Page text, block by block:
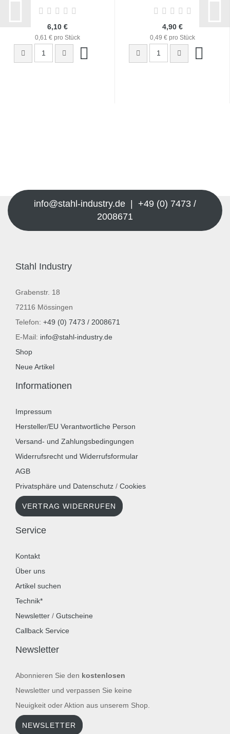
6,10 €
0,61 € pro Stück
4,90 €
0,49 € pro Stück
info@stahl-industry.de | +49 (0) 7473 /
2008671
Stahl Industry
Grabenstr. 18
72116 Mössingen
Telefon: +49 (0) 7473 / 2008671
E-Mail: info@stahl-industry.de
Shop
Neue Artikel
Informationen
Impressum
Hersteller/EU Verantwortliche Person
Versand- und Zahlungsbedingungen
Widerrufsrecht und Widerrufsformular
AGB
Privatsphäre und Datenschutz / Cookies
VERTRAG WIDERRUFEN
Service
Kontakt
Über uns
Artikel suchen
Technik*
Newsletter / Gutscheine
Callback Service
Newsletter
Abonnieren Sie den kostenlosen
Newsletter und verpassen Sie keine
Neuigkeit oder Aktion aus unserem Shop.
NEWSLETTER